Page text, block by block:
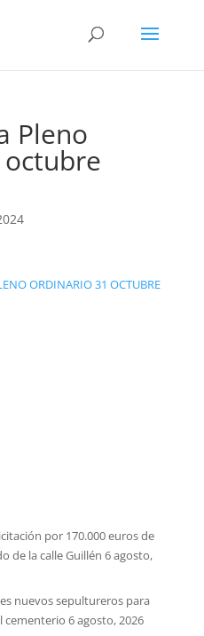
Pleno
ORDINARIO 31 OCTUBRE
por 170.000 euros de
de la calle Guillén 6 agosto,
nuevos sepultureros para
cementerio 6 agosto, 2026